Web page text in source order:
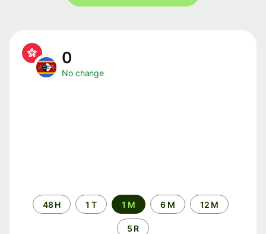
0
No change
Time
period
48 H 1 T 1 M 6 M 12 M
5 R